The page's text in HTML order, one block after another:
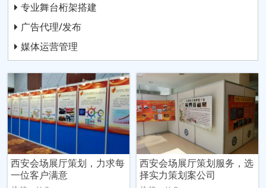
专业舞台桁架搭建
广告代理/发布
媒体运营管理
西安会场展厅策划，力求每
一位客户满意
西安会场展厅策划服务，选
择实力策划案公司